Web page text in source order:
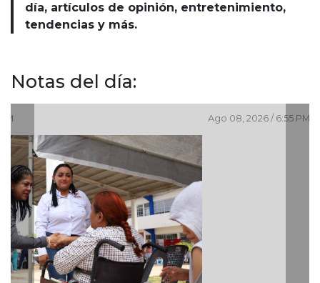
día, artículos de opinión, entretenimiento,
tendencias y más.
Notas del día: